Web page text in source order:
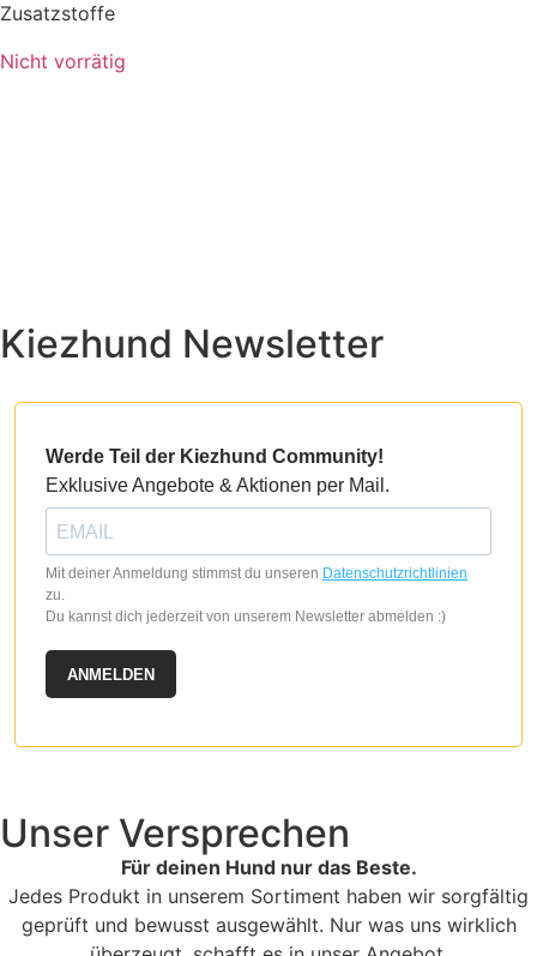
Zusatzstoffe
Nicht vorrätig
Kiezhund Newsletter
Werde Teil der Kiezhund Community!
Exklusive Angebote & Aktionen per Mail.
Mit deiner Anmeldung stimmst du unseren Datenschutzrichtlinien
zu.
Du kannst dich jederzeit von unserem Newsletter abmelden :)
ANMELDEN
Unser Versprechen
Für deinen Hund nur das Beste.
Jedes Produkt in unserem Sortiment haben wir sorgfältig
geprüft und bewusst ausgewählt. Nur was uns wirklich